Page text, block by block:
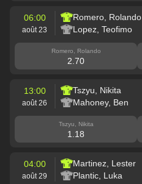
06:00
août 23
Romero, Rolando
Lopez, Teofimo
Romero, Rolando
2.70
13:00
août 26
Tszyu, Nikita
Mahoney, Ben
Tszyu, Nikita
1.18
04:00
août 29
Martinez, Lester
Plantic, Luka